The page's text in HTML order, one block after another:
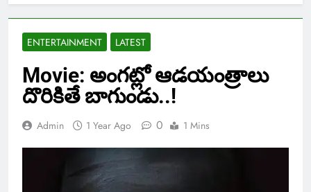
ENTERTAINMENT LATEST
Movie: అంగట్లో ఆడయంత్రాలు
దొరికితే బాగుండు..!
Admin 1 Year Ago 0 1 Mins